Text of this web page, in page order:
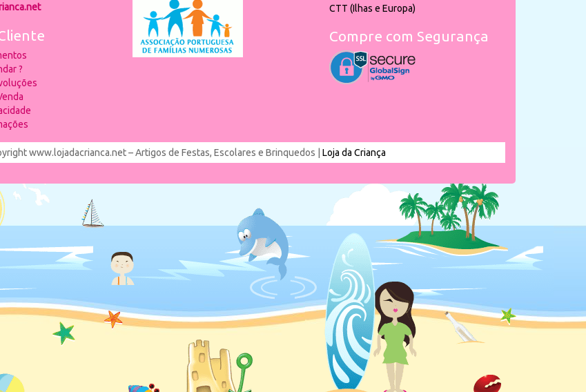
?
CTT (Ilhas e Europa)
Compre com Segurança
www.lojadacrianca.net – Artigos de Festas, Escolares e Brinquedos | Loja da Criança